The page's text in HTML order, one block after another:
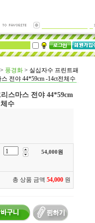
> 풍경화 > 실십자수 프린트패
전야 44*59cm -14ct전체수
스마스 전야 44*59cm
수
54,000원
총 상품 금액 54,000 원